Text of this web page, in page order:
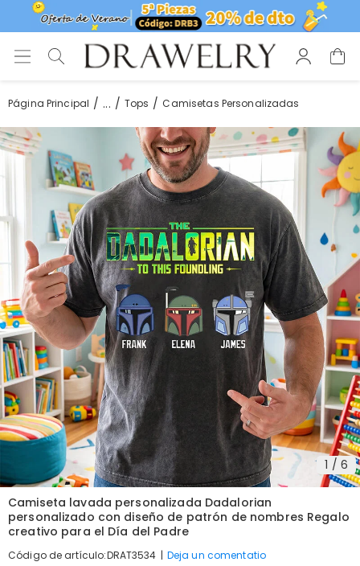
Página Principal ... Tops Camisetas Personalizadas
1 / 6
Camiseta lavada personalizada Dadalorian
personalizado con diseño de patrón de nombres Regalo
creativo para el Día del Padre
Código de artículo:DRAT3534 | Deja un comentatio